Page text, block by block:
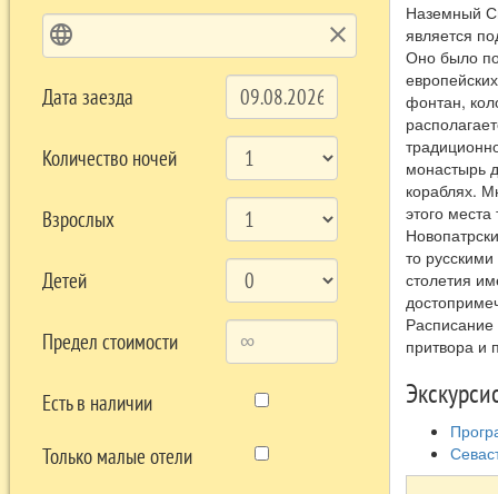
language clear
Дата заезда
Количество ночей
Взрослых
Детей
Предел стоимости
Есть в наличии
Только малые отели
Наземный
является
Оно было
фонтан,
монастырь
кораблях.
этого
то
столетия
притвора и